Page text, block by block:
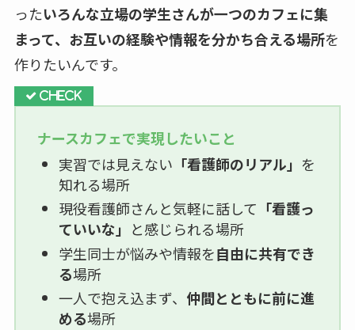
ったいろんな立場の学生さんが一つのカフェに集
まって、お互いの経験や情報を分かち合える場所を
作りたいんです。
ナースカフェで実現したいこと
実習では見えない 「看護師のリアル」 を
知れる場所
現役看護師さんと気軽に話して 「看護っ
ていいな」 と感じられる場所
学生同士が悩みや情報を自由に共有でき
る場所
一人で抱え込まず、 仲間とともに前に進
める場所